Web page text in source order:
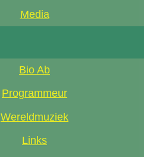
Media
Bio Ab
Programmeur
Wereldmuziek
Links